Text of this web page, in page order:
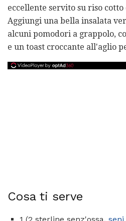
eccellente servito su riso cotto
Aggiungi una bella insalata
alcuni pomodori a grappolo,
e un toast croccante all'aglio
Cosa ti serve